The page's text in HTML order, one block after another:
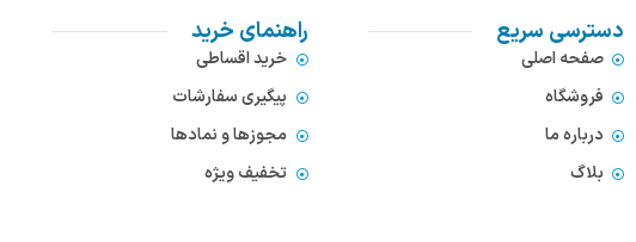
دسترسی سریع
صفحه اصلی
فروشگاه
درباره ما
بلاگ
راهنمای خرید
خرید اقساطی
پیگیری سفارشات
مجوزها و نمادها
تخفیف ویژه